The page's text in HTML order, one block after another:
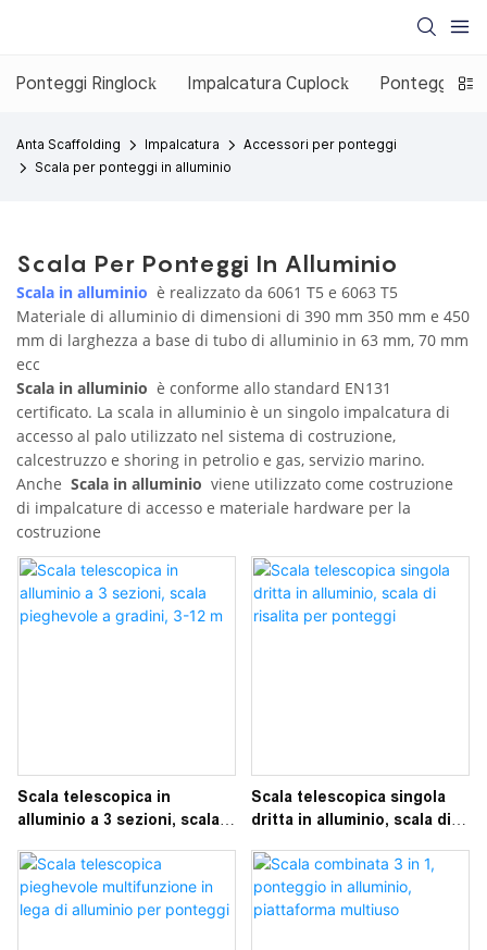
Ponteggi Ringlock Impalcatura Cuplock Ponteggio
Anta Scaffolding Impalcatura
Accessori per ponteggi
Scala per ponteggi in alluminio
Scala Per Ponteggi In Alluminio
Scala in alluminio è realizzato da 6061 T5 e 6063 T5
Materiale di alluminio di dimensioni di 390 mm 350 mm e 450
mm di larghezza a base di tubo di alluminio in 63 mm, 70 mm
ecc
Scala in alluminio è conforme allo standard EN131
certificato. La scala in alluminio è un singolo impalcatura di
accesso al palo utilizzato nel sistema di costruzione,
calcestruzzo e shoring in petrolio e gas, servizio marino.
Anche Scala in alluminio viene utilizzato come costruzione
di impalcature di accesso e materiale hardware per la
costruzione
Scala telescopica in
alluminio a 3 sezioni, scala
Scala telescopica singola
dritta in alluminio, scala di